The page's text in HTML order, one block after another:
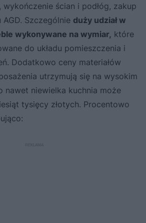
wykończenie ścian i podłóg, zakup
Szczególnie duży udział w
wykonywane na wymiar, które
do układu pomieszczenia i
Dodatkowo ceny materiałów
utrzymują się na wysokim
nawet niewielka kuchnia może
tysięcy złotych. Procentowo